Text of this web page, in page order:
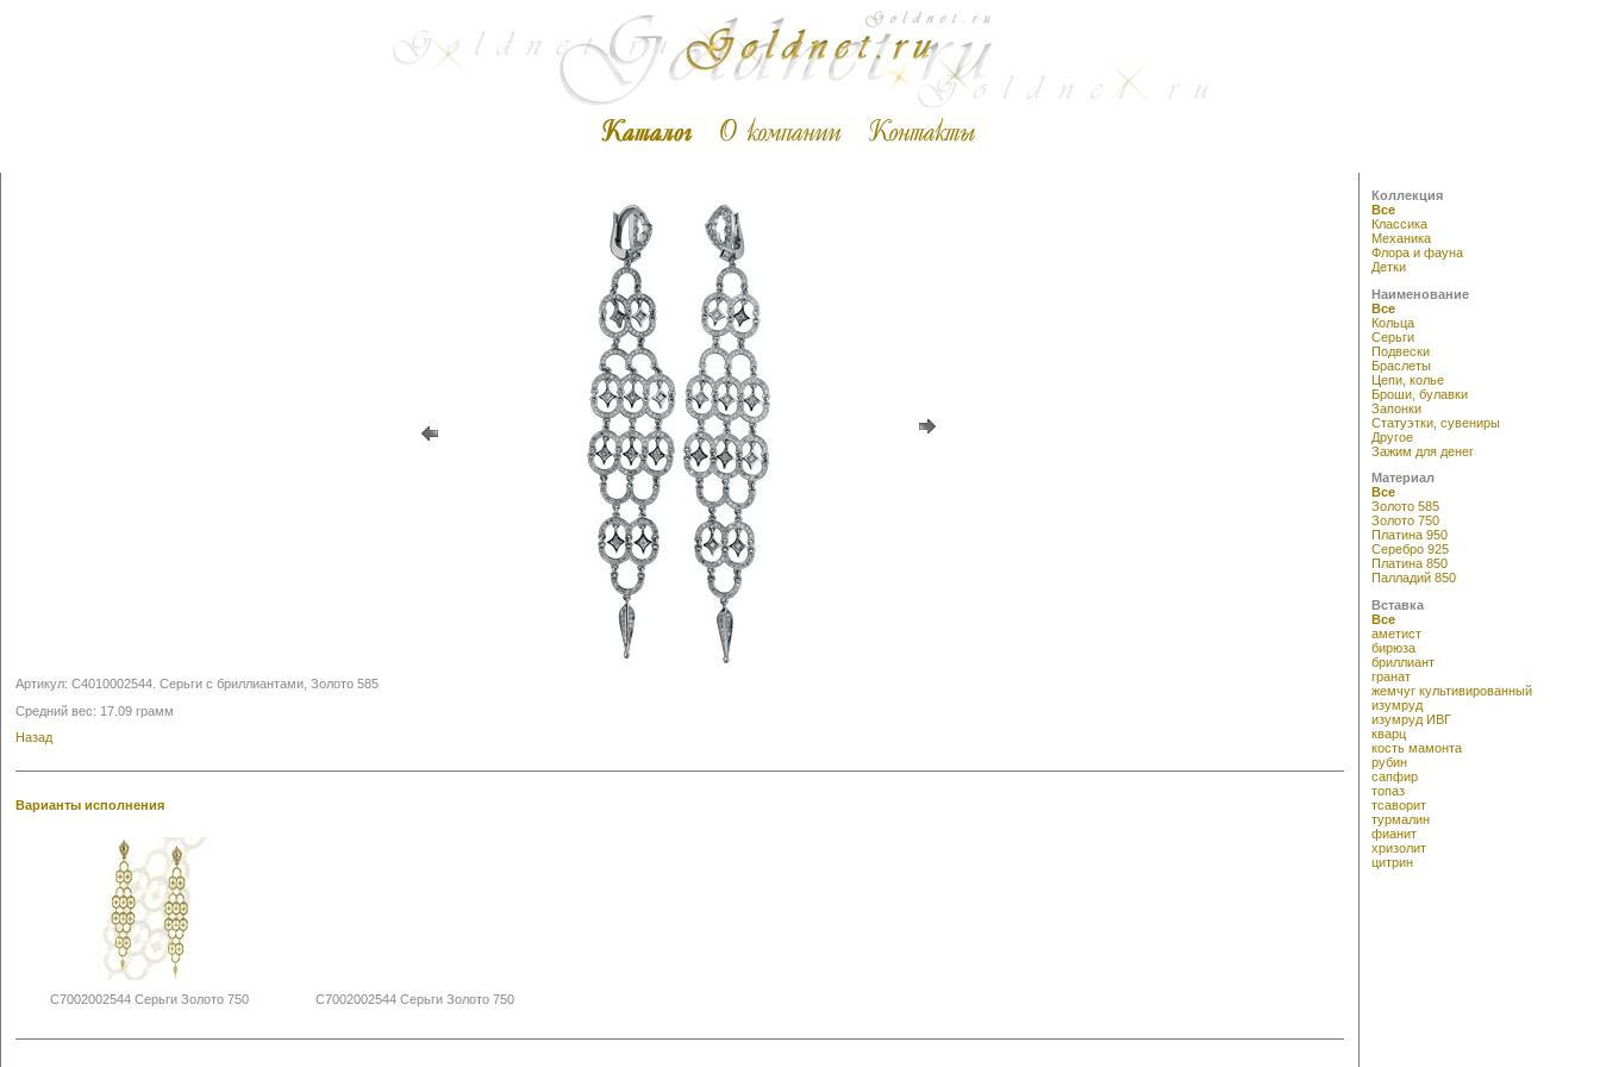
Артикул: С4010002544 Серьги с бриллиантами, Золото 585
Средний вес: 17.09 грамм
Назад
Варианты исполнения
С7002002544 Серьги Золото 750 С7002002544 Серьги Золото 750
Коллекция
Все
Классика
Механика
Флора и фауна
Детки
Наименование
Все
Кольца
Серьги
Подвески
Браслеты
Цепи, колье
Броши, булавки
Запонки
Статуэтки, сувениры
Другое
Зажим для денег
Материал
Все
Золото 585
Золото 750
Платина 950
Серебро 925
Платина 850
Палладий 850
Вставка
Все
аметист
бирюза
бриллиант
гранат
жемчуг культивированный
изумруд
изумруд ИВГ
кварц
кость мамонта
рубин
сапфир
топаз
тсаворит
турмалин
фианит
хризолит
цитрин